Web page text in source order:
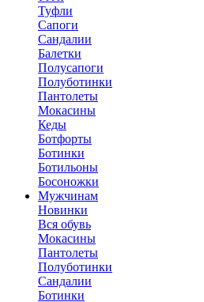
Туфли
Сапоги
Сандалии
Балетки
Полусапоги
Полуботинки
Пантолеты
Мокасины
Кеды
Ботфорты
Ботинки
Ботильоны
Босоножки
Мужчинам
Новинки
Вся обувь
Мокасины
Пантолеты
Полуботинки
Сандалии
Ботинки